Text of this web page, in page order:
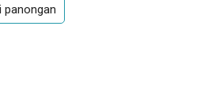
panongan